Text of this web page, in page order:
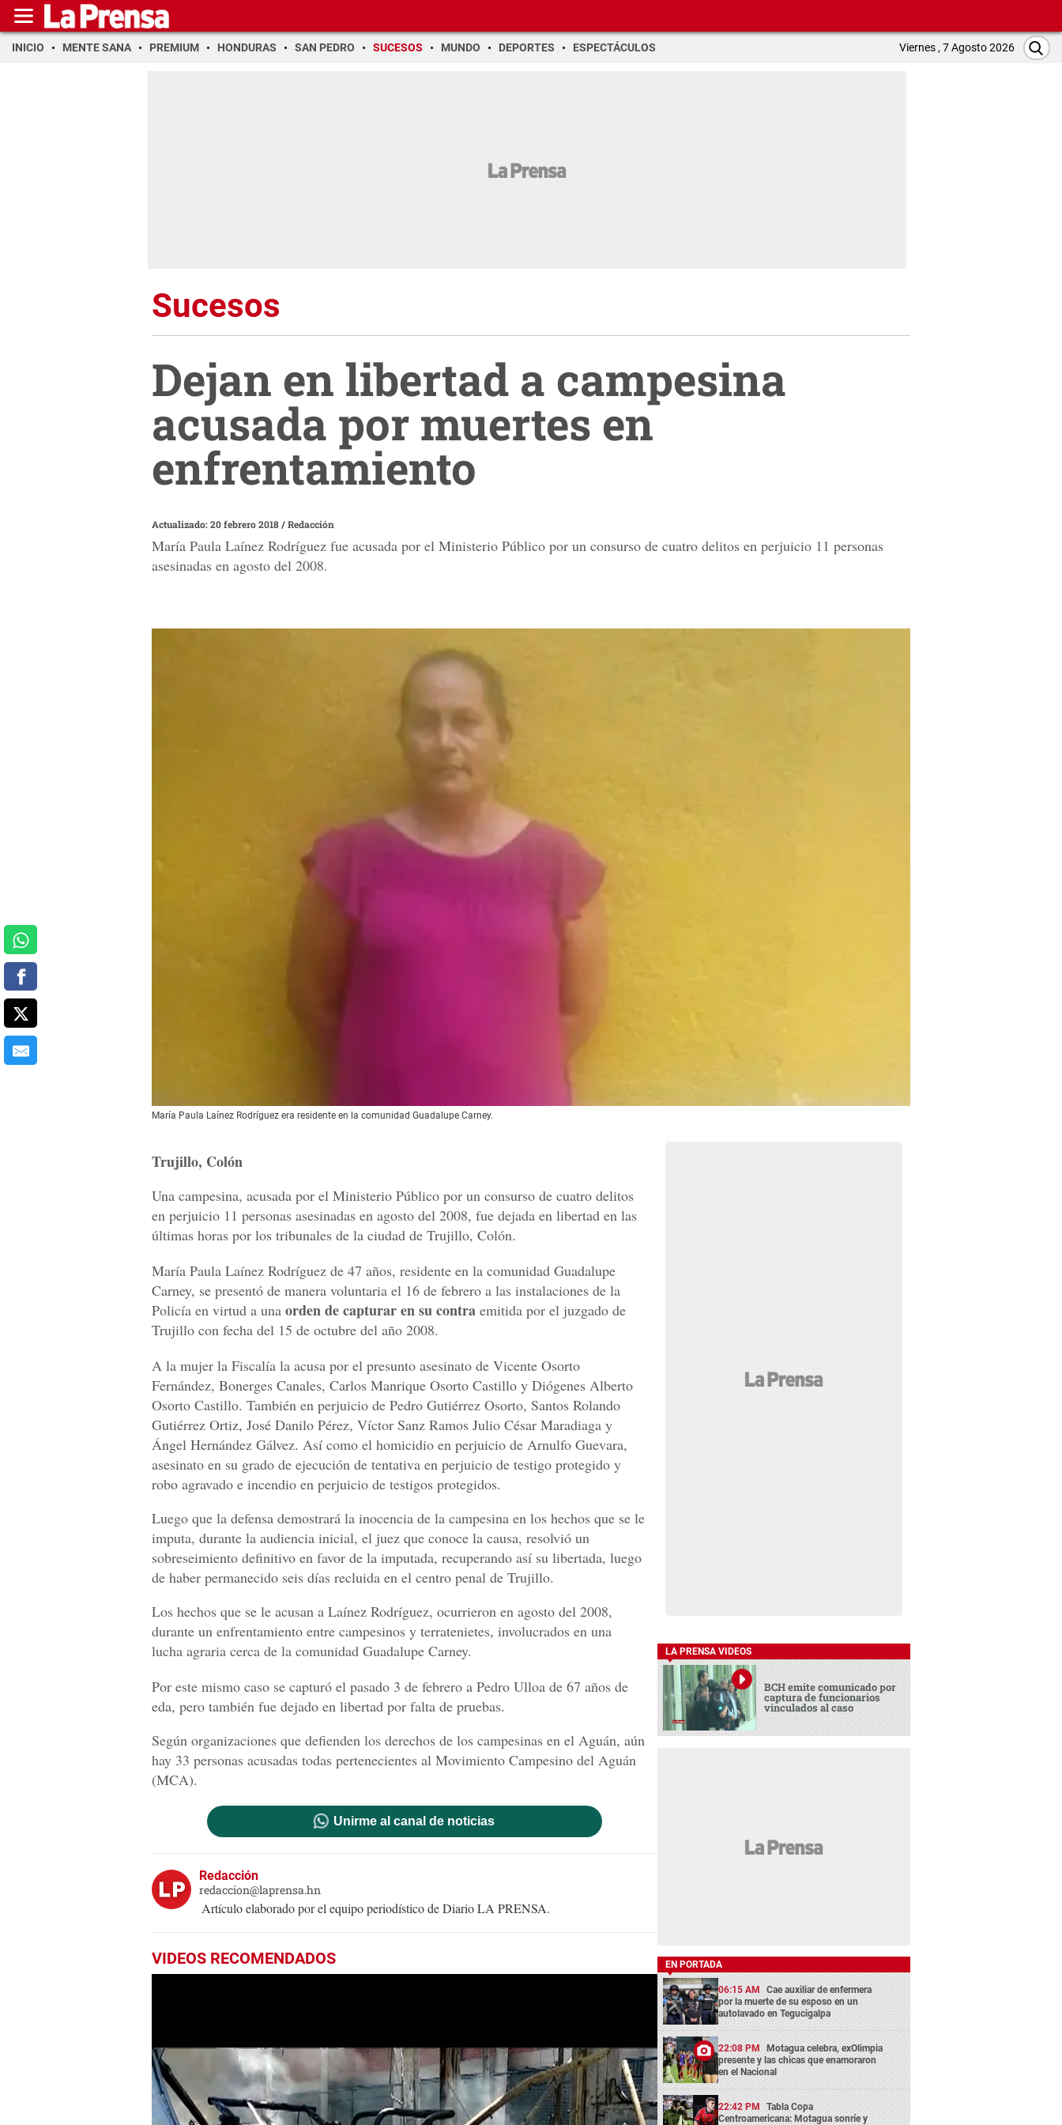
INICIO MENTE SANA PREMIUM HONDURAS SAN PEDRO SUCESOS MUNDO DEPORTES ESPECTÁCULOS Viernes , 7 Agosto 2026
Sucesos
Dejan en libertad a campesina
acusada por muertes en
enfrentamiento
Actualizado: 20 febrero 2018/Redacción
María Paula Laínez Rodríguez fue acusada por el Ministerio Público por un consurso de cuatro delitos en perjuicio 11 personas
asesinadas en agosto del 2008.
María Paula Laínez Rodríguez era residente en la comunidad Guadalupe Carney.
Trujillo, Colón
Una campesina, acusada por el Ministerio Público por un consurso de cuatro delitos
en perjuicio 11 personas asesinadas en agosto del 2008, fue dejada en libertad en las
últimas horas por los tribunales de la ciudad de Trujillo, Colón.
María Paula Laínez Rodríguez de 47 años, residente en la comunidad Guadalupe
Carney, se presentó de manera voluntaria el 16 de febrero a las instalaciones de la
Policía en virtud a una orden de capturar en su contra emitida por el juzgado de
Trujillo con fecha del 15 de octubre del año 2008.
A la mujer la Fiscalía la acusa por el presunto asesinato de Vicente Osorto
Fernández, Bonerges Canales, Carlos Manrique Osorto Castillo y Diógenes Alberto
Osorto Castillo. También en perjuicio de Pedro Gutiérrez Osorto, Santos Rolando
Gutiérrez Ortiz, José Danilo Pérez, Víctor Sanz Ramos Julio César Maradiaga y
Ángel Hernández Gálvez. Así como el homicidio en perjuicio de Arnulfo Guevara,
asesinato en su grado de ejecución de tentativa en perjuicio de testigo protegido y
robo agravado e incendio en perjuicio de testigos protegidos.
Luego que la defensa demostrará la inocencia de la campesina en los hechos que se le
imputa, durante la audiencia inicial, el juez que conoce la causa, resolvió un
sobreseimiento definitivo en favor de la imputada, recuperando así su libertada, luego
de haber permanecido seis días recluida en el centro penal de Trujillo.
Los hechos que se le acusan a Laínez Rodríguez, ocurrieron en agosto del 2008,
durante un enfrentamiento entre campesinos y terratenietes, involucrados en una
lucha agraria cerca de la comunidad Guadalupe Carney.
Por este mismo caso se capturó el pasado 3 de febrero a Pedro Ulloa de 67 años de
eda, pero también fue dejado en libertad por falta de pruebas.
Según organizaciones que defienden los derechos de los campesinas en el Aguán, aún
hay 33 personas acusadas todas pertenecientes al Movimiento Campesino del Aguán
(MCA).
Unirme al canal de noticias
Redacción
redaccion@laprensa.hn
Artículo elaborado por el equipo periodístico de Diario LA PRENSA.
VIDEOS RECOMENDADOS
LA PRENSA VIDEOS
BCH emite comunicado por
captura de funcionarios
vinculados al caso
EN PORTADA
06:15 AM Cae auxiliar de enfermera
por la muerte de su esposo en un
autolavado en Tegucigalpa
22:08 PM Motagua celebra, exOlimpia
presente y las chicas que enamoraron
en el Nacional
22:42 PM Tabla Copa
Centroamericana: Motagua sonríe y